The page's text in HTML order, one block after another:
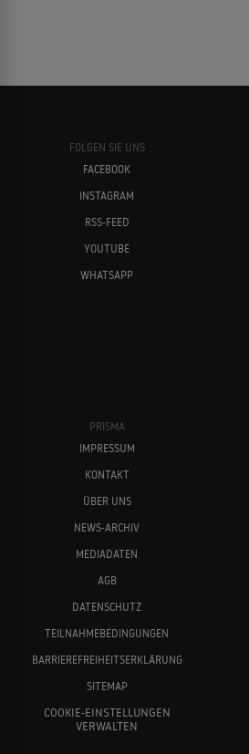
FOLGEN SIE UNS
FACEBOOK
INSTAGRAM
RSS-FEED
YOUTUBE
WHATSAPP
PRISMA
IMPRESSUM
KONTAKT
ÜBER UNS
NEWS-ARCHIV
MEDIADATEN
AGB
DATENSCHUTZ
TEILNAHMEBEDINGUNGEN
BARRIEREFREIHEITSERKLÄRUNG
SITEMAP
COOKIE-EINSTELLUNGEN
VERWALTEN